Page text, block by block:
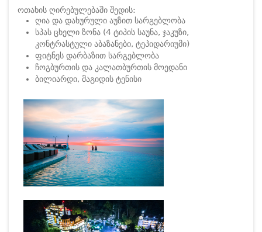
ოთახის ღირებულებაში შედის:
ღია და დახურული აუზით სარგებლობა
სპას ცხელი ზონა (4 ტიპის საუნა, ჯაკუზი,
კონტრასტული აბაზანები, ტეპიდარიუმი)
ფიტნეს დარბაზით სარგებლობა
ჩოგბურთის და კალათბურთის მოედანი
ბილიარდი, მაგიდის ტენისი